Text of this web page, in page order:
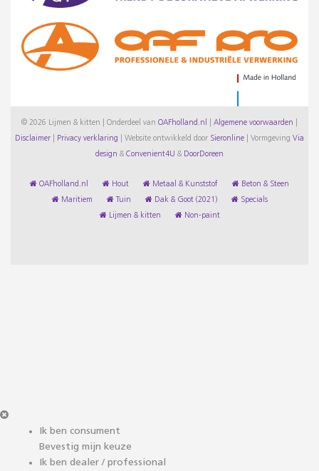
© 2026 Lijmen & kitten | Onderdeel van OAFholland.nl Algemene voorwaarden
Disclaimer Privacy verklaring Website ontwikkeld door Sieronline Vormgeving Via
design & Convenient4U & DoorDoreen
OAFholland.nl Hout Metaal & Kunststof Beton & Steen
Maritiem Tuin Dak & Goot (2021) Specials
Lijmen & kitten Non-paint
Ik ben consument
Bevestig mijn keuze
Ik ben dealer / professional